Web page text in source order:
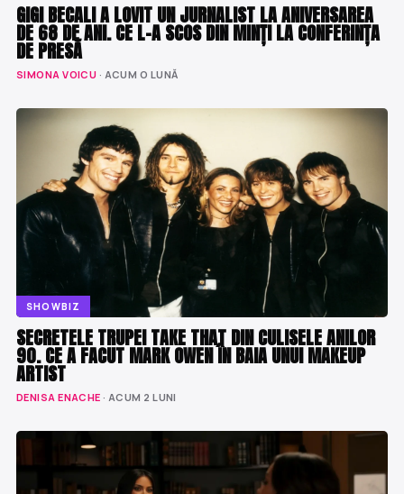
GIGI BECALI A LOVIT UN JURNALIST LA ANIVERSAREA
DE 68 DE ANI. CE L-A SCOS DIN MINȚI LA CONFERINȚA
DE PRESĂ
SIMONA VOICU · ACUM O LUNĂ
SHOWBIZ
SECRETELE TRUPEI TAKE THAT DIN CULISELE ANILOR
90. CE A FACUT MARK OWEN ÎN BAIA UNUI MAKEUP
ARTIST
DENISA ENACHE · ACUM 2 LUNI